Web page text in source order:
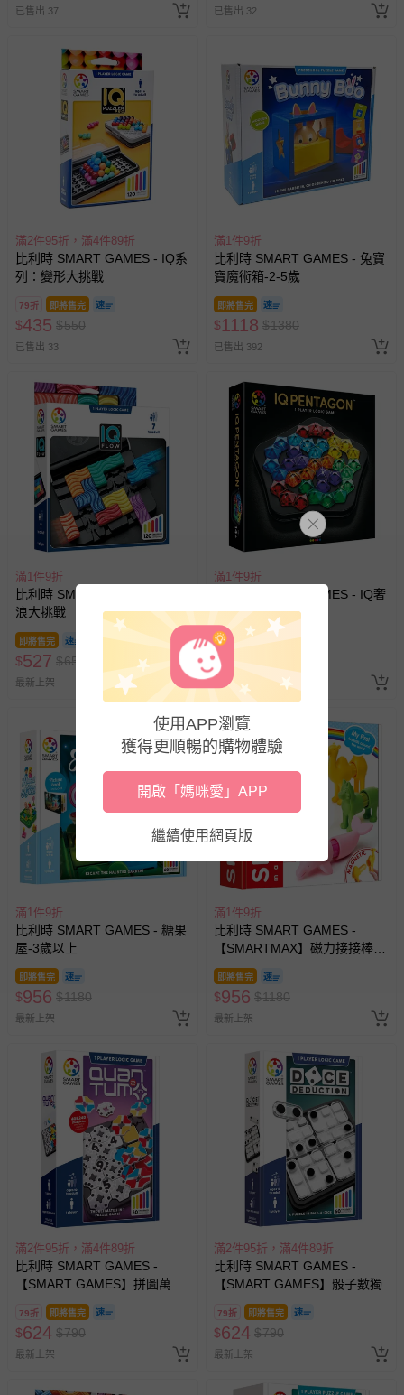
已售出 37 已售出 32
滿2件95折，滿4件89折
比利時 SMART GAMES - IQ系
列：變形大挑戰
79折 即將售完
$435 $550
已售出 33
滿1件9折
比利時 SMART GAMES - 兔寶
寶魔術箱-2-5歲
即將售完
$1118 $1380
已售出 392
滿1件9折
比利時 SMART GAMES - IQ波
浪大挑戰
即將售完
$527 $650
最新上架
滿1件9折
比利時 SMART GAMES - IQ奢
華五角形拼圖
即將售完
$770
最新上架
滿1件9折
比利時 SMART GAMES - 糖果
屋-3歲以上
即將售完
$956 $1180
最新上架
滿1件9折
比利時 SMART GAMES -
【SMARTMAX】磁力接接棒-
動物樂園
即將售完
$956 $1180
最新上架
滿2件95折，滿4件89折
比利時 SMART GAMES -
【SMART GAMES】拼圖萬花
79折 即將售完
$624 $790
最新上架
滿2件95折，滿4件89折
比利時 SMART GAMES -
【SMART GAMES】骰子數獨
79折 即將售完
$624 $790
最新上架
使用APP瀏覽
獲得更順暢的購物體驗
開啟「媽咪愛」APP
繼續使用網頁版